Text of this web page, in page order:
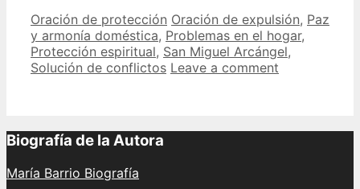
San
Miguel
Arcángel
para
de
Categories
Oración de protección Tags
Oración de expulsión, Paz
y armonía doméstica, Problemas en el hogar,
Protección espiritual, San Miguel Arcángel,
Solución de conflictos Leave a comment
Biografía de la Autora
María Barrio Biografía